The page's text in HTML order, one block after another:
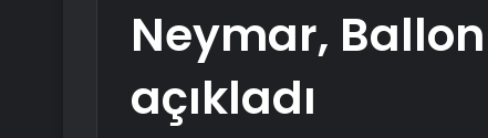
Neymar,
açıkladı